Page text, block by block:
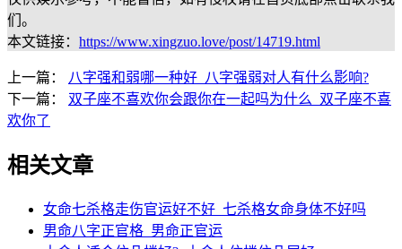
们。
本文链接： https://www.xingzuo.love/post/14719.html
上一篇：
八字强和弱哪一种好_八字强弱对人有什么影响?
下一篇： 双子座不喜欢你会跟你在一起吗为什么_双子座不喜
欢你了
相关文章
女命七杀格走伤官运好不好_七杀格女命身体不好吗
男命八字正官格_男命正官运